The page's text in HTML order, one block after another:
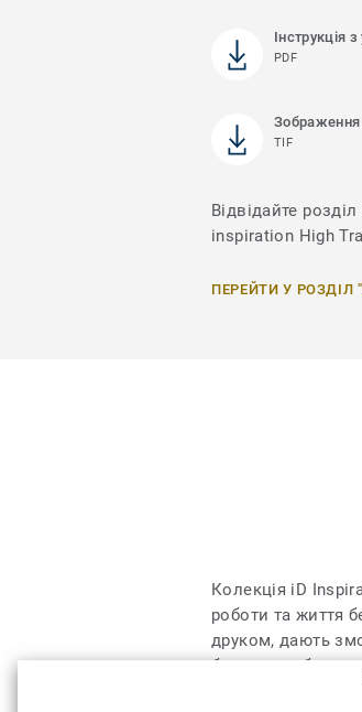
Інструкція
PDF
TIF
Відвідайте
inspiration High
ПЕРЕЙТИ У
Колекція iD
роботи та життя
друком, дають
було розроблено
максимальну